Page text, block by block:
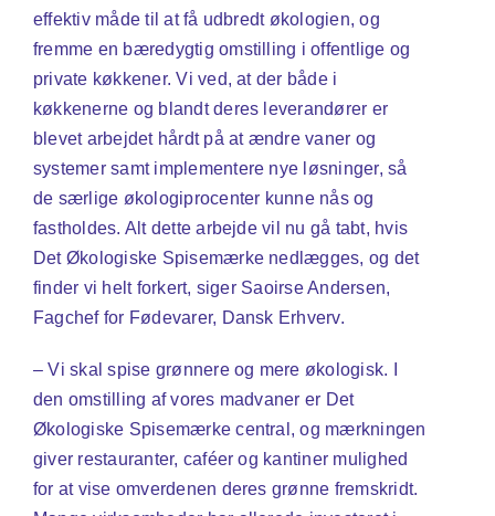
effektiv måde til at få udbredt økologien, og
fremme en bæredygtig omstilling i offentlige og
private køkkener. Vi ved, at der både i
køkkenerne og blandt deres leverandører er
blevet arbejdet hårdt på at ændre vaner og
systemer samt implementere nye løsninger, så
de særlige økologiprocenter kunne nås og
fastholdes. Alt dette arbejde vil nu gå tabt, hvis
Det Økologiske Spisemærke nedlægges, og det
finder vi helt forkert, siger Saoirse Andersen,
Fagchef for Fødevarer, Dansk Erhverv.
–Vi skal spise grønnere og mere økologisk. I
den omstilling af vores madvaner er Det
Økologiske Spisemærke central, og mærkningen
giver restauranter, caféer og kantiner mulighed
for at vise omverdenen deres grønne fremskridt.